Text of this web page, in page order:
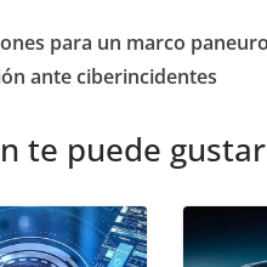
para un marco
ante ciberincidentes
te puede gustar